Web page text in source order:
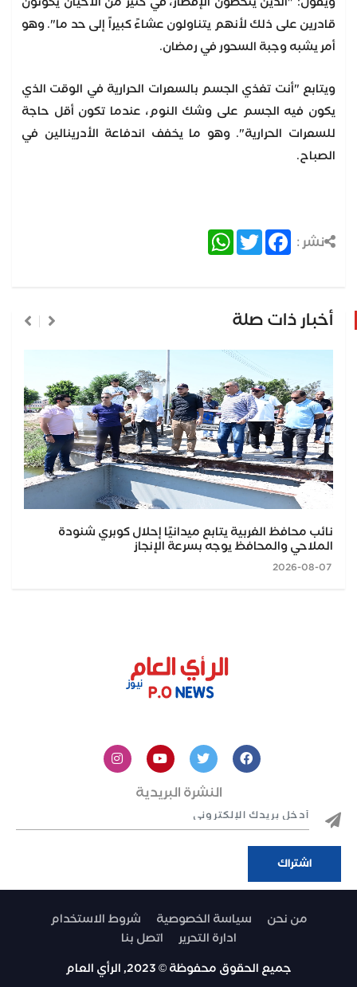
ويقول: "الذين يتخطون الإفطار، في كثير من الأحيان يكونون
قادرين على ذلك لأنهم يتناولون عشاءً كبيراً إلى حد ما". وهو
أمر يشبه وجبة السحور في رمضان.
ويتابع "أنت تغذي الجسم بالسعرات الحرارية في الوقت الذي
يكون فيه الجسم على وشك النوم، عندما تكون أقل حاجة
للسعرات الحرارية". وهو ما يخفف اندفاعة الأدرينالين في
الصباح.
نشر : Facebook
Twitter
WhatsApp
أخبار ذات صلة
نائب محافظ الغربية يتابع ميدانيًا إحلال كوبري شنودة
الملاحي والمحافظ يوجه بسرعة الإنجاز
النشرة البريدية
من نحن سياسة الخصوصية
شروط الاستخدام
ادارة التحرير
اتصل بنا
جميع الحقوق محفوظة © 2023, الرأي العام